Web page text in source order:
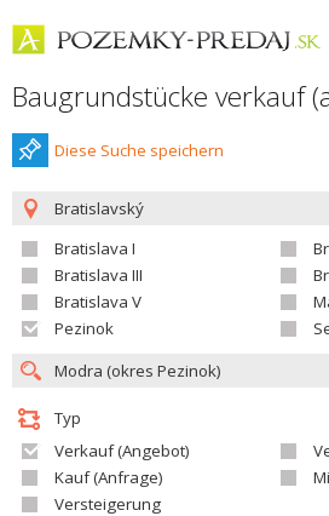
Baugrundstücke verkauf
Diese Suche speichern
Bratislavský
Bratislava I
Bratislava III
Bratislava V
Pezinok
Typ
Verkauf (Angebot)
Kauf (Anfrage)
Versteigerung